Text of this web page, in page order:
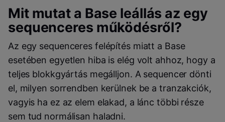
Mit mutat a Base leállás az egy
sequenceres működésről?
Az egy sequenceres felépítés miatt a Base
esetében egyetlen hiba is elég volt ahhoz, hogy a
teljes blokkgyártás megálljon. A sequencer dönti
el, milyen sorrendben kerülnek be a tranzakciók,
vagyis ha ez az elem elakad, a lánc többi része
sem tud normálisan haladni.